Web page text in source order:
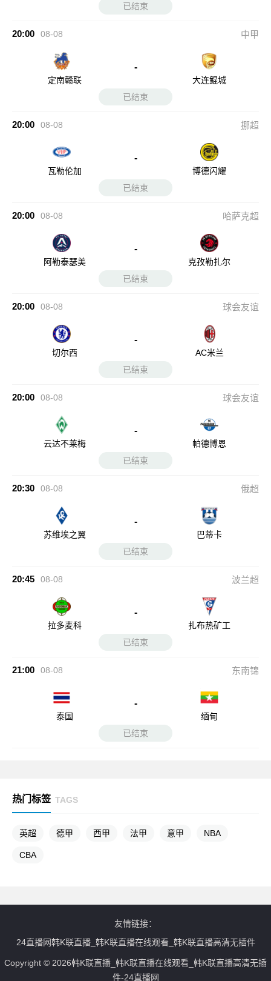
已结束
20:00 08-08 中甲
定南赣联
-
大连鲲城
已结束
20:00 08-08 挪超
瓦勒伦加
-
博德闪耀
已结束
20:00 08-08 哈萨克超
阿勒泰瑟美
-
克孜勒扎尔
已结束
20:00 08-08 球会友谊
切尔西
-
AC米兰
已结束
20:00 08-08 球会友谊
云达不莱梅
-
帕德博恩
已结束
20:30 08-08 俄超
苏维埃之翼
-
巴蒂卡
已结束
20:45 08-08 波兰超
拉多麦科
-
扎布热矿工
已结束
21:00 08-08 东南锦
泰国
-
缅甸
已结束
热门标签 TAGS
英超 德甲 西甲 法甲 意甲 NBA
CBA
友情链接：
24直播网韩K联直播_韩K联直播在线观看_韩K联直播高清无插件
Copyright © 2026韩K联直播_韩K联直播在线观看_韩K联直播高清无插
件-24直播网